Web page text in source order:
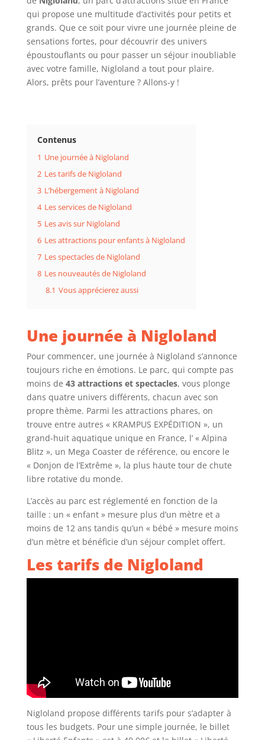
qui propose une multitude d’activités pour petits et
grands. Que ce soit pour vivre une journée pleine de
sensations fortes, pour découvrir des univers
époustouflants ou pour passer un séjour inoubliable
avec votre famille, Nigloland a tout pour plaire.
Alors, prêts pour l’aventure ? Allons-y !
Contenus
1 Une journée à Nigloland
2 Les tarifs de Nigloland
3 L’hébergement à Nigloland
4 Les services de Nigloland
5 Les avis sur Nigloland
6 Les attractions pour enfants à Nigloland
7 Les spectacles de Nigloland
8 Les nouveautés de Nigloland
8.1 Vous apprécierez aussi
Une journée à Nigloland
Pour commencer, une journée à Nigloland s’annonce
toujours riche en émotions. Le parc, qui compte pas
moins de 43 attractions et spectacles, vous plonge
dans quatre univers différents, chacun avec son
propre thème. Parmi les attractions phares, on
trouve entre autres « KRAMPUS EXPÉDITION », un
grand-huit aquatique unique en France, l’ « Alpina
Blitz », un Mega Coaster de référence, ou encore le
« Donjon de l’Extrême », la plus haute tour de chute
libre rotative du monde.
L’accès au parc est réglementé en fonction de la
taille : un « enfant » mesure plus d’un mètre et a
moins de 12 ans tandis qu’un « bébé » mesure moins
d’un mètre et bénéficie d’un séjour complet offert.
Les tarifs de Nigloland
Nigloland propose différents tarifs pour s’adapter à
tous les budgets. Pour une simple journée, le billet